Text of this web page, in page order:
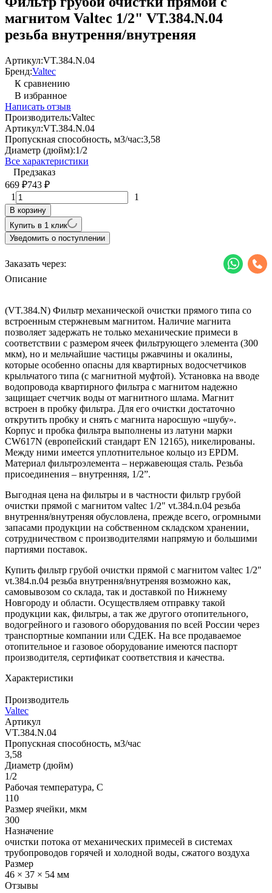
магнитом Valtec 1/2" VT.384.N.04
резьба внутрення/внутреняя
Артикул:VT.384.N.04
Бренд:Valtec
К сравнению
В избранное
Написать отзыв
Производитель:Valtec
Артикул:VT.384.N.04
Пропускная способность, м3/час:3,58
Диаметр (дюйм):1/2
Все характеристики
Предзаказ
669 ₽743 ₽
1 1
В корзину
Купить в 1 клик
Уведомить о поступлении
Заказать через:
Описание
(VT.384.N) Фильтр механической очистки прямого типа со
встроенным стержневым магнитом. Наличие магнита
позволяет задержать не только механические примеси в
соответствии с размером ячеек фильтрующего элемента (300
мкм), но и мельчайшие частицы ржавчины и окалины,
которые особенно опасны для квартирных водосчетчиков
крыльчатого типа (с магнитной муфтой). Установка на вводе
водопровода квартирного фильтра с магнитом надежно
защищает счетчик воды от магнитного шлама. Магнит
встроен в пробку фильтра. Для его очистки достаточно
открутить пробку и снять с магнита наросшую «шубу».
Корпус и пробка фильтра выполнены из латуни марки
CW617N (европейский стандарт EN 12165), никелированы.
Между ними имеется уплотнительное кольцо из EPDM.
Материал фильтроэлемента – нержавеющая сталь. Резьба
присоединения – внутренняя, 1/2”.
Выгодная цена на фильтры и в частности фильтр грубой
очистки прямой с магнитом valtec 1/2" vt.384.n.04 резьба
внутрення/внутреняя обусловлена, прежде всего, огромными
запасами продукции на собственном складском хранении,
сотрудничеством с производителями напрямую и большими
партиями поставок.
Купить фильтр грубой очистки прямой с магнитом valtec 1/2"
vt.384.n.04 резьба внутрення/внутреняя возможно как,
самовывозом со склада, так и доставкой по Нижнему
Новгороду и области. Осуществляем отправку такой
продукции как, фильтры, а так же другого отопительного,
водогрейного и газового оборудования по всей России через
транспортные компании или СДЕК. На все продаваемое
отопительное и газовое оборудование имеются паспорт
производителя, сертификат соответствия и качества.
Характеристики
Производитель
Valtec
Артикул
VT.384.N.04
Пропускная способность, м3/час
3,58
Диаметр (дюйм)
1/2
Рабочая температура, С
110
Размер ячейки, мкм
300
Назначение
очистки потока от механических примесей в системах
трубопроводов горячей и холодной воды, сжатого воздуха
Размер
46 × 37 × 54 мм
Отзывы